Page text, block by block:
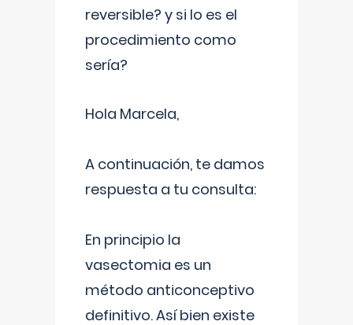
reversible? y si lo es el
procedimiento como
sería?
Hola Marcela,
A continuación, te damos
respuesta a tu consulta:
En principio la
vasectomia es un
método anticonceptivo
definitivo. Así bien existe